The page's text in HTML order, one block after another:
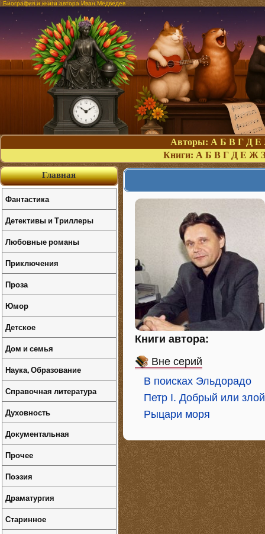
Биография и книги автора Иван Медведев
Авторы: А Б В Г Д Е
Книги: А Б В Г Д Е Ж З
Книги автора:
Вне серий
В поисках Эльдорадо
Петр I. Добрый или
Рыцари моря
Главная
Фантастика
Детективы и Триллеры
Любовные романы
Приключения
Проза
Юмор
Детское
Дом и семья
Наука, Образование
Справочная литература
Духовность
Документальная
Прочее
Поэзия
Драматургия
Старинное